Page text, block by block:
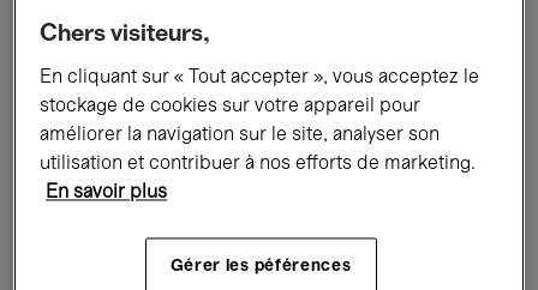
Tous les événements Concerts
Expositions Films Performances
Rencontres & Débats
Musique classique Global Music
Chers visiteurs,
En cliquant sur « Tout accepter », vous acceptez le
stockage de cookies sur votre appareil pour
améliorer la navigation sur le site, analyser son
utilisation et contribuer à nos efforts de marketing.
En savoir plus
Gérer les péférences